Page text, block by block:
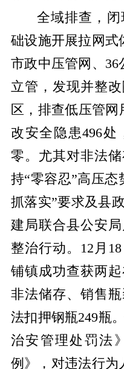
全域排查，
础设施开展拉网式
市政中压管网、36
立管，发现并整
区，排查低压管网
改安全隐患496
零。尤其对非法
持“零容忍”高压态
抓落实”要求及县
建局联合县公安
整治行动。12月
铺镇成功查获两
非法储存、销售
法扣押钢瓶249瓶
治安管理处罚法
例》，对违法行为